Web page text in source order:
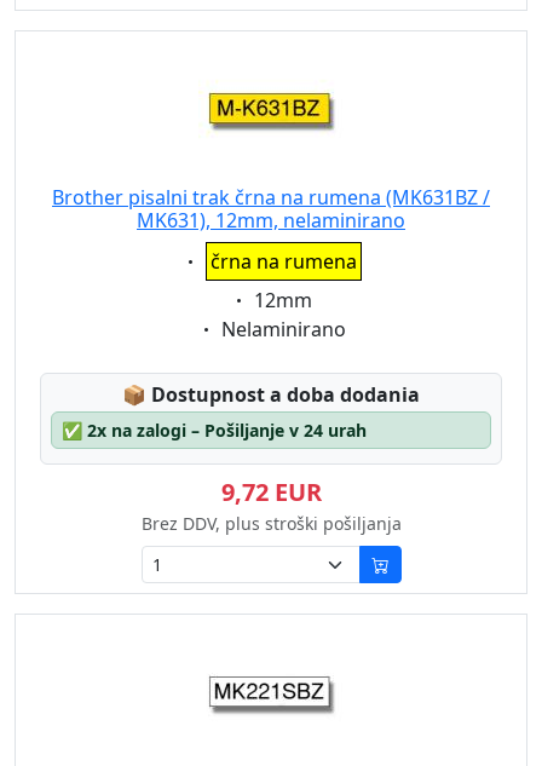
Brother pisalni trak črna na rumena (MK631BZ /
MK631), 12mm, nelaminirano
Eigenschaft:
črna na rumena
Eigenschaft:
12mm
Eigenschaft:
Nelaminirano
📦 Lagerstatus:
Dostupnost a doba dodania
✅ 2x na zalogi – Pošiljanje v 24 urah
9,72 EUR
Brez DDV, plus stroški pošiljanja